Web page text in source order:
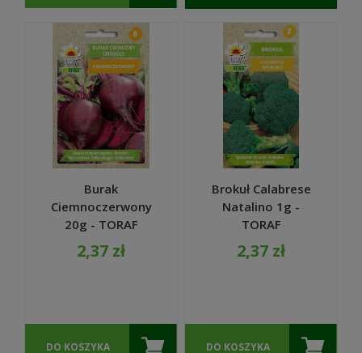
DOSTĘPNOŚCI
Burak
Ciemnoczerwony
20g - TORAF
2,37 zł
DO KOSZYKA
Brokuł Calabrese
Natalino 1g -
TORAF
2,37 zł
DO KOSZYKA